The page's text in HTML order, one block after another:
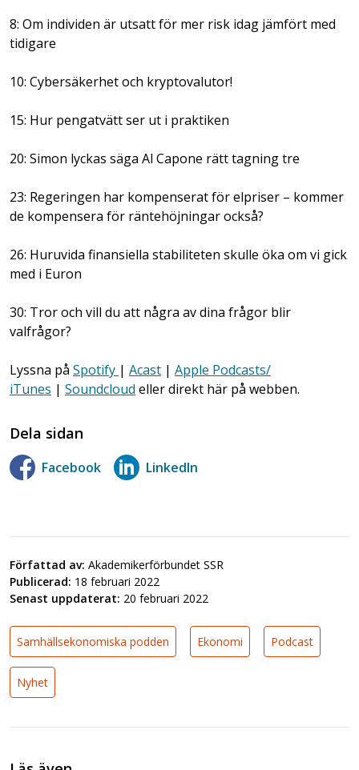
8: Om individen är utsatt för mer risk idag jämfört med
tidigare
10: Cybersäkerhet och kryptovalutor!
15: Hur pengatvätt ser ut i praktiken
20: Simon lyckas säga Al Capone rätt tagning tre
23: Regeringen har kompenserat för elpriser – kommer
de kompensera för räntehöjningar också?
26: Huruvida finansiella stabiliteten skulle öka om vi gick
med i Euron
30: Tror och vill du att några av dina frågor blir
valfrågor?
Lyssna på Spotify | Acast | Apple Podcasts/
iTunes | Soundcloud eller direkt här på webben.
Dela sidan
Facebook LinkedIn
Författad av: Akademikerförbundet SSR
Publicerad: 18 februari 2022
Senast uppdaterat: 20 februari 2022
Samhällsekonomiska podden Ekonomi Podcast
Nyhet